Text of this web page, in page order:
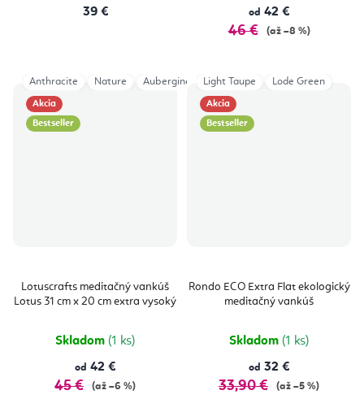
39 €
od 42 €
46 € (až –8 %)
Akcia
Bestseller
Lotuscrafts meditačný vankúš
Lotus 31 cm x 20 cm extra vysoký
Skladom (1 ks)
od 42 €
45 € (až –6 %)
Anthracite Nature Aubergine Indigo Dust Bordeaux
Akcia
Bestseller
Rondo ECO Extra Flat ekologický
meditačný vankúš
Skladom (1 ks)
od 32 €
33,90 € (až –5 %)
Light Taupe Lode Green